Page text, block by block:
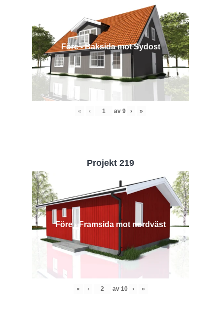
Före - Baksida mot Sydost
« ‹ av 9 › »
Projekt 219
Före - Framsida mot nordväst
« ‹ av 10 › »